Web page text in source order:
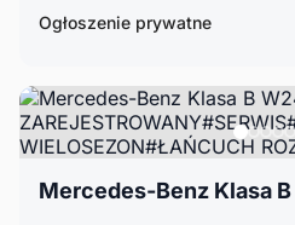
Ogłoszenie prywatne